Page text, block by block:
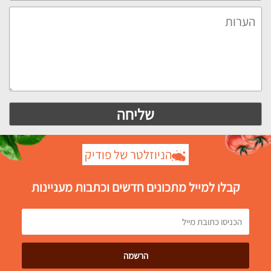
הניוזלטר של פודיק
קבלו למייל מתכונים חדשים וכתבות מעניינות